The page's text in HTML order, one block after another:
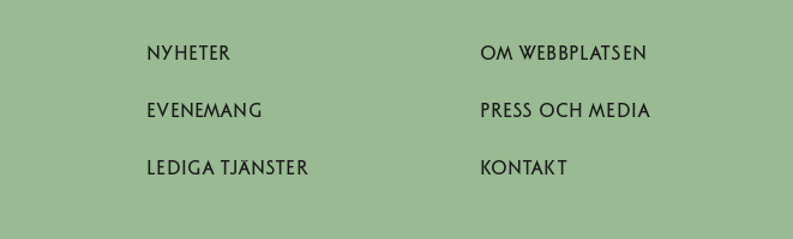
NYHETER
EVENEMANG
LEDIGA TJÄNSTER
OM WEBBPLATSEN
PRESS OCH MEDIA
KONTAKT